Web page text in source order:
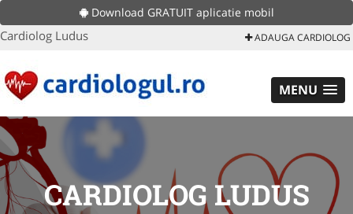
Download GRATUIT aplicatie mobil
Cardiolog Ludus ADAUGA CARDIOLOG
MENU
CARDIOLOG LUDUS